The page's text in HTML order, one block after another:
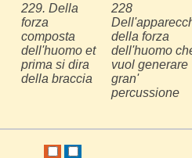
229. Della
forza
composta
dell'huomo et
prima si dira
della braccia
228
della forza
dell'huomo
vuol generare
gran'
percussione